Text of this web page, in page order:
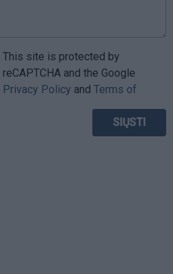
This site is protected by
reCAPTCHA and the Google
Privacy Policy and Terms of